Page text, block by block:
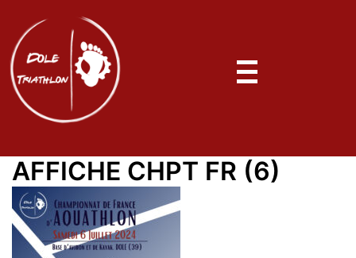
AFFICHE CHPT FR (6)